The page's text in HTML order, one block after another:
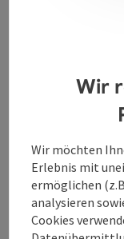
Anreise/
Eignung
Wir
Wir möchten
Erlebnis mit
ermöglichen
analysieren
Cookies